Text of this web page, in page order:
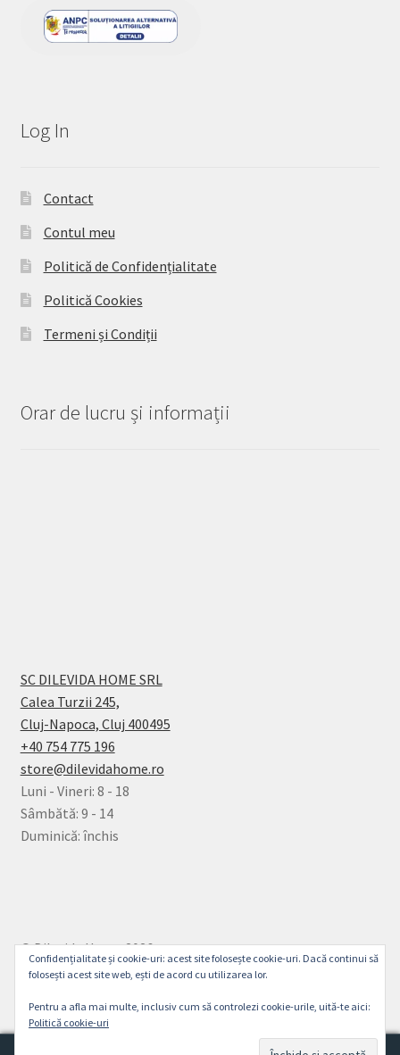
Log In
Contact
Contul meu
Politică de Confidențialitate
Politică Cookies
Termeni și Condiții
Orar de lucru și informații
SC DILEVIDA HOME SRL
Calea Turzii 245,
Cluj-Napoca, Cluj 400495
+40 754 775 196
store@dilevidahome.ro
Luni - Vineri: 8 - 18
Sâmbătă: 9 - 14
Duminică: închis
© Dilevida Home 2026
Politică de Confidențialitate
Construit cu
Confidențialitate și cookie-uri: acest site folosește cookie-uri. Dacă continui să
folosești acest site web, ești de acord cu utilizarea lor.
Pentru a afla mai multe, inclusiv cum să controlezi cookie-urile, uită-te aici:
Politică cookie-uri